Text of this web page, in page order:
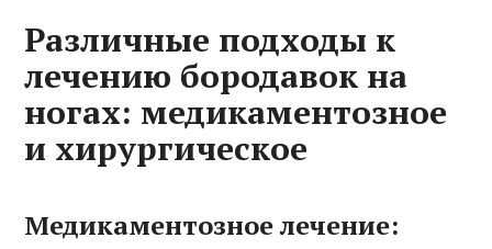
Различные подходы к
лечению бородавок на
ногах: медикаментозное
и хирургическое
Медикаментозное лечение: